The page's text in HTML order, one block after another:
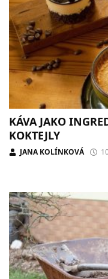
KÁVA JAKO
KOKTEJLY
JANA KOLÍNKOVÁ